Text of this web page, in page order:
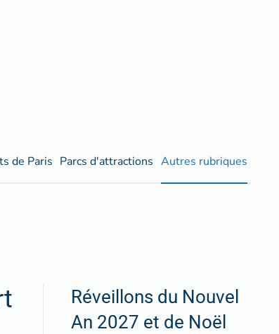
de Paris Parcs d'attractions Autres rubriques
Réveillons du Nouvel
An 2027 et de Noël